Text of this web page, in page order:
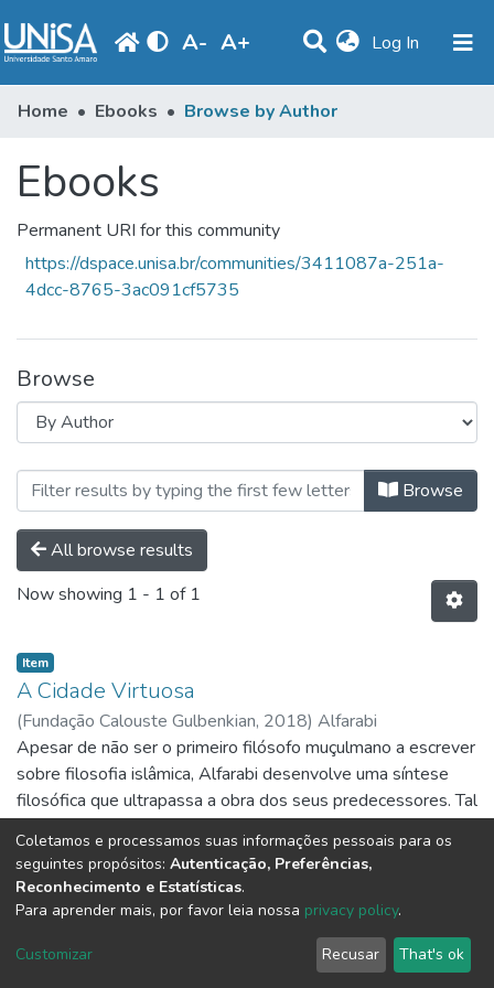
A- A+ Log In (current)
Communities & Collections
Produção Docente
Library
Periodicals
Home Ebooks Browse by Author
Ebooks
Permanent URI for this community
https://dspace.unisa.br/communities/3411087a-251a-
4dcc-8765-3ac091cf5735
Browse
Browsing Ebooks by AuthorBrowse
All browse results
Now showing 1 - 1 of 1
Item
A Cidade Virtuosa
(Fundação Calouste Gulbenkian, 2018) Alfarabi
Apesar de não ser o primeiro filósofo muçulmano a escrever
sobre filosofia islâmica, Alfarabi desenvolve uma síntese
filosófica que ultrapassa a obra dos seus predecessores. Tal
das ideias dos habitantes da cidade virtuosa", uma obra que
abrange os domínios da astronomia, da física, da metafisica,
da biologia, da antropologia filosófica e da política.
DSpace software copyright © 2002-2026 LYRASIS
Send Feedback
Coletamos e processamos suas informações pessoais para os
seguintes propósitos: Autenticação, Preferências,
Reconhecimento e Estatísticas.
Para aprender mais, por favor leia nossa privacy policy.
Customizar Recusar That's ok